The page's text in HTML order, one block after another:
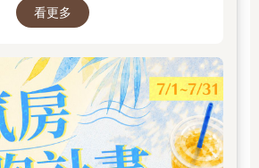
看更多